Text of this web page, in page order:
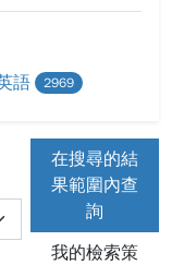
語 2969
在搜尋的結
果範圍內查
詢
我的檢索策